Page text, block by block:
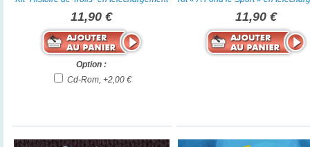
11,90 €
Option :
Cd-Rom, +2,00 €
11,90 €